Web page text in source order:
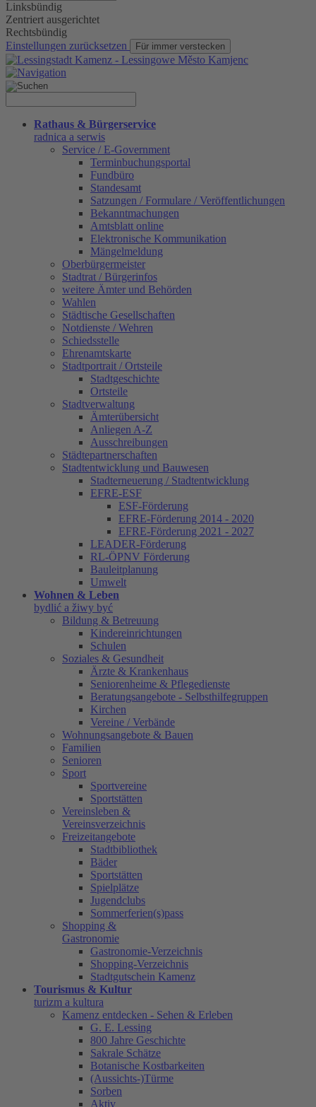
Linksbündig
Zentriert ausgerichtet
Rechtsbündig
Einstellungen zurücksetzen
Für immer verstecken
Rathaus & Bürgerservice
radnica a serwis
Service / E-Government
Terminbuchungsportal
Fundbüro
Standesamt
Satzungen / Formulare / Veröffentlichungen
Bekanntmachungen
Amtsblatt online
Elektronische Kommunikation
Mängelmeldung
Oberbürgermeister
Stadtrat / Bürgerinfos
weitere Ämter und Behörden
Wahlen
Städtische Gesellschaften
Notdienste / Wehren
Schiedsstelle
Ehrenamtskarte
Stadtportrait / Ortsteile
Stadtgeschichte
Ortsteile
Stadtverwaltung
Ämterübersicht
Anliegen A-Z
Ausschreibungen
Städtepartnerschaften
Stadtentwicklung und Bauwesen
Stadterneuerung / Stadtentwicklung
EFRE-ESF
ESF-Förderung
EFRE-Förderung 2014 - 2020
EFRE-Förderung 2021 - 2027
LEADER-Förderung
RL-ÖPNV Förderung
Bauleitplanung
Umwelt
Wohnen & Leben
bydlić a žiwy być
Bildung & Betreuung
Kindereinrichtungen
Schulen
Soziales & Gesundheit
Ärzte & Krankenhaus
Seniorenheime & Pflegedienste
Beratungsangebote - Selbsthilfegruppen
Kirchen
Vereine / Verbände
Wohnungsangebote & Bauen
Familien
Senioren
Sport
Sportvereine
Sportstätten
Vereinsleben &
Vereinsverzeichnis
Freizeitangebote
Stadtbibliothek
Bäder
Sportstätten
Spielplätze
Jugendclubs
Sommerferien(s)pass
Shopping &
Gastronomie
Gastronomie-Verzeichnis
Shopping-Verzeichnis
Stadtgutschein Kamenz
Tourismus & Kultur
turizm a kultura
Kamenz entdecken - Sehen & Erleben
G. E. Lessing
800 Jahre Geschichte
Sakrale Schätze
Botanische Kostbarkeiten
(Aussichts-)Türme
Sorben
Aktiv